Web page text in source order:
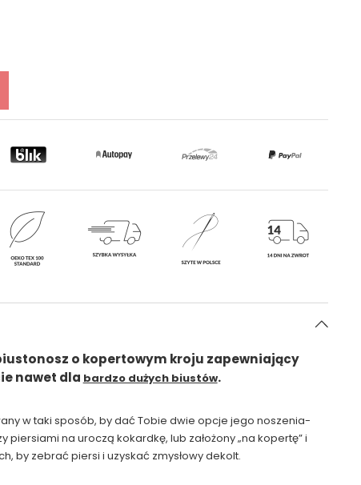
o kopertowym kroju zapewniający
nawet dla bardzo dużych biustów.
w taki sposób, by dać Tobie dwie opcje jego noszenia-
piersiami na uroczą kokardkę, lub założony „na kopertę” i
by zebrać piersi i uzyskać zmysłowy dekolt.